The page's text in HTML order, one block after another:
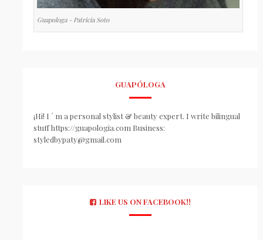
Guapologa - Patricia Soto
GUAPÓLOGA
¡Hi! I ´ m a personal stylist & beauty expert. I write bilingual
stuff https://guapologia.com Business:
styledbypaty@gmail.com
LIKE US ON FACEBOOK!!